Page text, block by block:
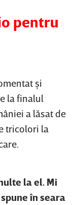
pentru
şi
la finalul
a lăsat de
tricolori la
la el. Mi
în seara